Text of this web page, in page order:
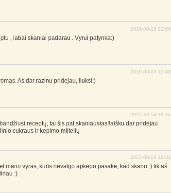
2016-09-18 22:59
, labai skaniai padarau . Vyrui patynka:)
2016-03-03 10:40
As dar razinu pridejau, liuks!:)
2015-10-14 18:16
receptų, tai šis pat skaniausias!!aišku dar pridėjau
cukraus ir kepimo miltelių
2015-08-03 16:01
mano vyras, kuris nevalgo apkepo pasakė, kad skanu :) tik aš
:)